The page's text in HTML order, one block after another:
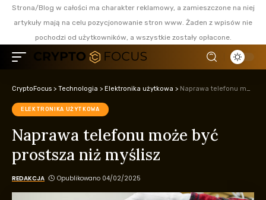
Strona/Blog w całości ma charakter reklamowy, a zamieszczone na niej
artykuły mają na celu pozycjonowanie stron www. Żaden z wpisów nie
pochodzi od użytkowników, a wszystkie zostały opłacone.
CryptoFocus > Technologia > Elektronika użytkowa > Naprawa telefonu może być prostsza niż myślisz
ELEKTRONIKA UŻYTKOWA
Naprawa telefonu może być
prostsza niż myślisz
REDAKCJA Opublikowano 04/02/2025